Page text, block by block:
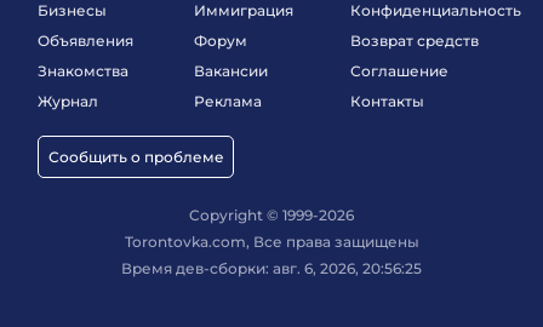
Бизнесы
Объявления
Знакомства
Журнал
Сообщить о проблеме
Иммиграция
Форум
Вакансии
Реклама
Конфиденциальность
Возврат средств
Соглашение
Контакты
Copyright © 1999-2026
Torontovka.com, Все права защищены
Время дев-сборки: авг. 6, 2026, 20:56:25